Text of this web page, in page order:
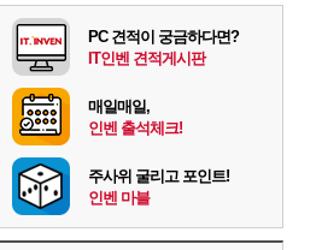
PC 견적이 궁금하다면?
IT인벤 견적게시판
매일매일,
인벤 출석체크!
주사위 굴리고 포인트!
인벤 마블